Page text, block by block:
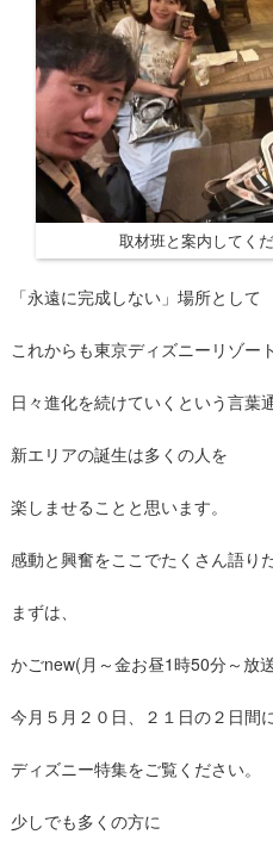
取材班と案内してく
「永遠に完成しない」場所として
これからも東京ディズニーリゾー
日々進化を続けていくという言葉
新エリアの誕生は多くの人を
楽しませることと思います。
感動と興奮をここでたくさん語り
まずは、
かごnew(月～金お昼1時50分～放送
今月５月２０日、２１日の２日間
ディズニー特集をご覧ください。
少しでも多くの方に